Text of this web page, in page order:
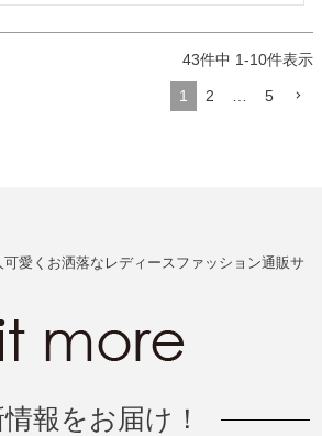
43件中 1-10件表示
1 2 5
愛くお洒落なレディースファッション通販サ
報をお届け！